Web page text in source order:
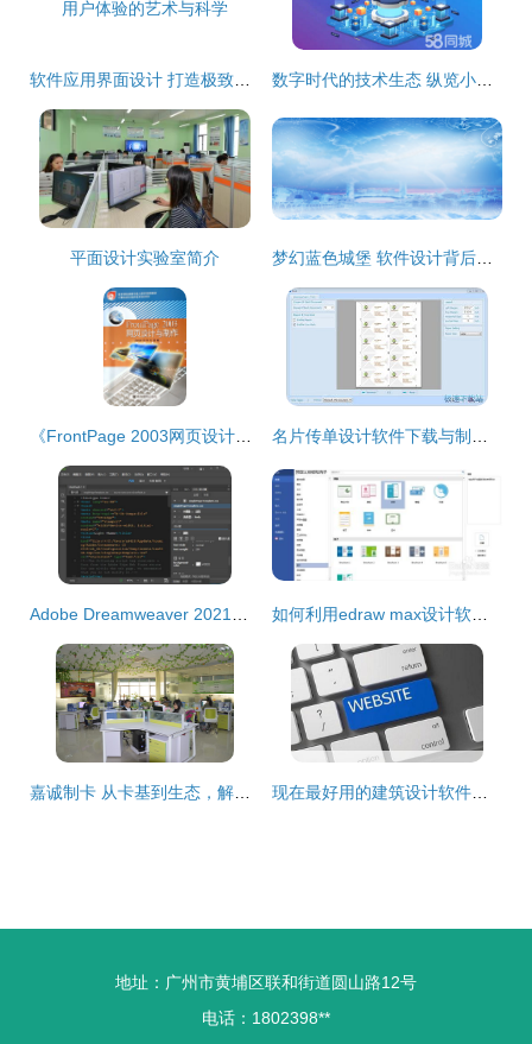
平面设计实验室简介
地址：广州市黄埔区联和街道圆山路12号
电话：1802398**